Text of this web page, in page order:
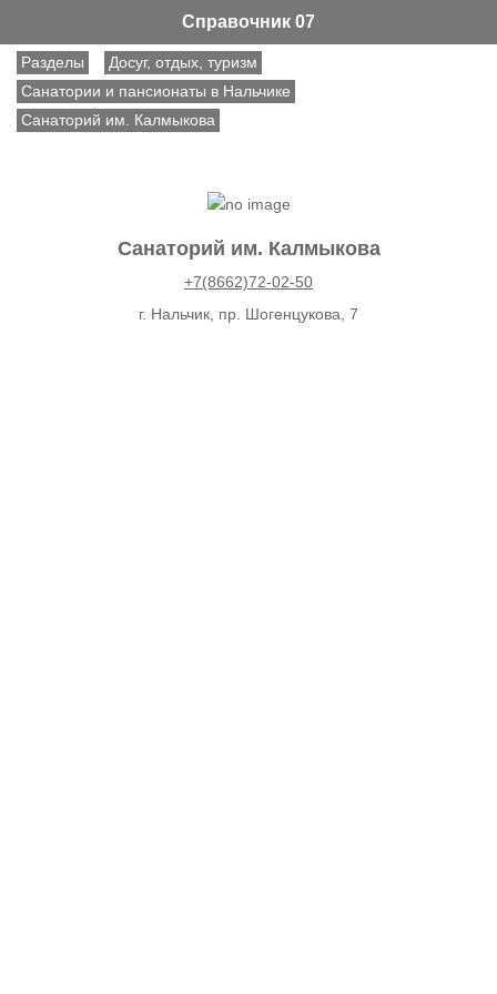
Справочник 07
Разделы
Досуг, отдых, туризм
Санатории и пансионаты в Нальчике
Санаторий им. Калмыкова
Санаторий им. Калмыкова
+7(8662)72-02-50
г. Нальчик, пр. Шогенцукова, 7